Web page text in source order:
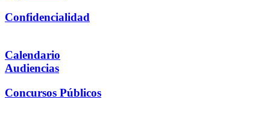
Confidencialidad
Calendario
Audiencias
Concursos Públicos